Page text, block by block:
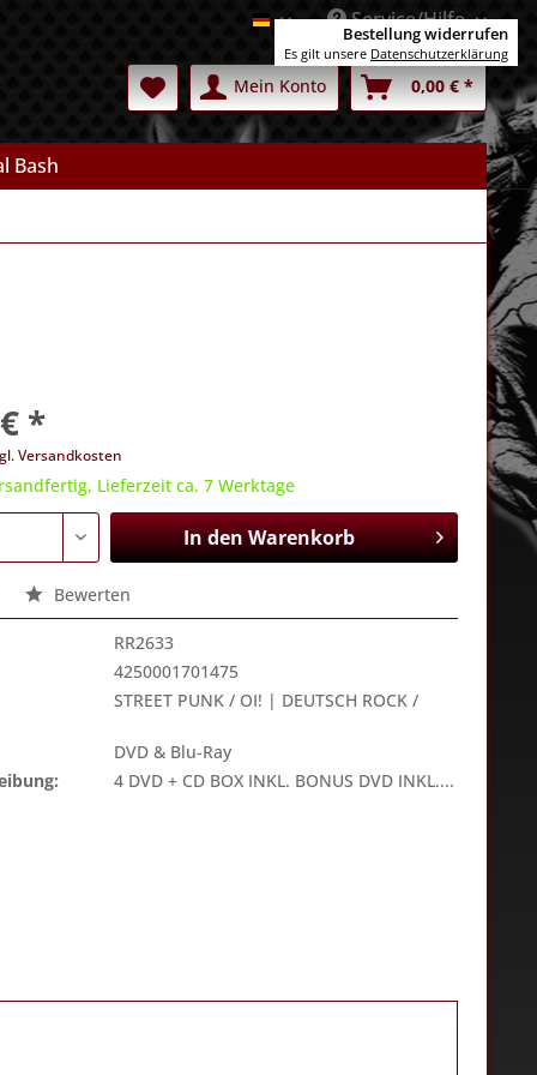
DeutschService/Hilfe
Mein Konto 0,00 € *
Bash
*
Versandkosten
Lieferzeit ca. 7 Werktage
In denWarenkorb
Bewerten
RR2633
4250001701475
STREET PUNK / OI! | DEUTSCH ROCK /
DVD & Blu-Ray
4 DVD + CD BOX INKL. BONUS DVD INKL....
Bestellung widerrufen
Es gilt unsere Datenschutzerklärung